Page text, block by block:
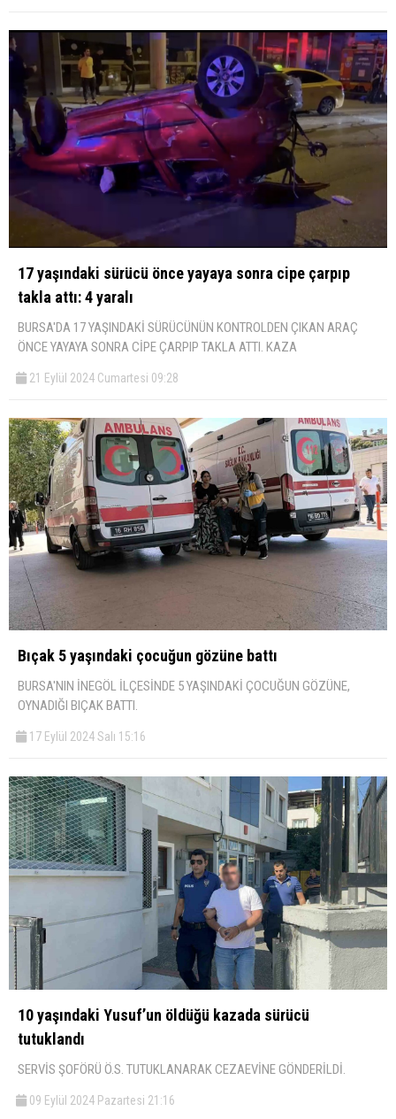
17 yaşındaki sürücü önce yayaya sonra cipe çarpıp
takla attı: 4 yaralı
BURSA'DA 17 YAŞINDAKİ SÜRÜCÜNÜN KONTROLDEN ÇIKAN ARAÇ
ÖNCE YAYAYA SONRA CİPE ÇARPIP TAKLA ATTI. KAZA
21 Eylül 2024 Cumartesi 09:28
Bıçak 5 yaşındaki çocuğun gözüne battı
BURSA'NIN İNEGÖL İLÇESİNDE 5 YAŞINDAKİ ÇOCUĞUN GÖZÜNE,
OYNADIĞI BIÇAK BATTI.
17 Eylül 2024 Salı 15:16
10 yaşındaki Yusuf’un öldüğü kazada sürücü
tutuklandı
SERVİS ŞOFÖRÜ Ö.S. TUTUKLANARAK CEZAEVİNE GÖNDERİLDİ.
09 Eylül 2024 Pazartesi 21:16